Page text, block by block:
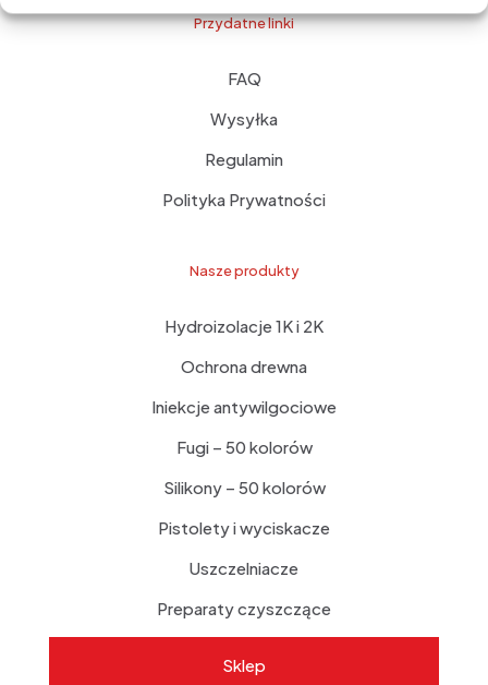
Przydatne linki
FAQ
Wysyłka
Regulamin
Polityka Prywatności
Nasze produkty
Hydroizolacje 1K i 2K
Ochrona drewna
Iniekcje antywilgociowe
Fugi – 50 kolorów
Silikony – 50 kolorów
Pistolety i wyciskacze
Uszczelniacze
Preparaty czyszczące
Sklep